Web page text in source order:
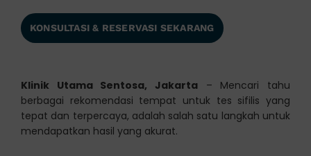
KONSULTASI & RESERVASI SEKARANG
Klinik Utama Sentosa, Jakarta – Mencari tahu
berbagai rekomendasi tempat untuk tes sifilis yang
tepat dan terpercaya, adalah salah satu langkah untuk
mendapatkan hasil yang akurat.